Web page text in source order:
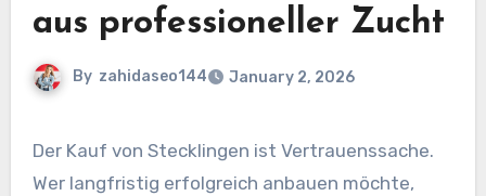
aus professioneller Zucht
By zahidaseo144 January 2, 2026
Der Kauf von Stecklingen ist Vertrauenssache.
Wer langfristig erfolgreich anbauen möchte,